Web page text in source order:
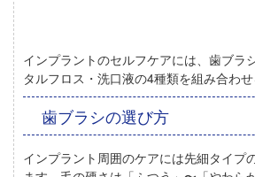
インプラントのセルフケアには、歯ブラ
タルフロス・洗口液の4種類を組み合わせ
歯ブラシの選び方
インプラント周囲のケアには先細タイプ